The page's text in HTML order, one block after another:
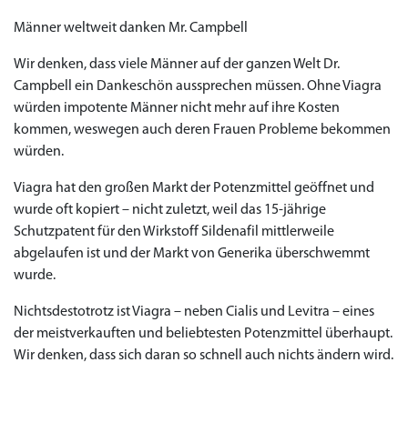
Männer weltweit danken Mr. Campbell
Wir denken, dass viele Männer auf der ganzen Welt Dr.
Campbell ein Dankeschön aussprechen müssen. Ohne Viagra
würden impotente Männer nicht mehr auf ihre Kosten
kommen, weswegen auch deren Frauen Probleme bekommen
würden.
Viagra hat den großen Markt der Potenzmittel geöffnet und
wurde oft kopiert – nicht zuletzt, weil das 15-jährige
Schutzpatent für den Wirkstoff Sildenafil mittlerweile
abgelaufen ist und der Markt von Generika überschwemmt
wurde.
Nichtsdestotrotz ist Viagra – neben Cialis und Levitra – eines
der meistverkauften und beliebtesten Potenzmittel überhaupt.
Wir denken, dass sich daran so schnell auch nichts ändern wird.